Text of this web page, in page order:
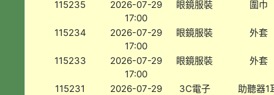
115235
2026-07-29
17:00
眼鏡服裝 圍巾
115234
2026-07-29
17:00
眼鏡服裝 外套
115233
2026-07-29
17:00
眼鏡服裝 外套
115231
2026-07-29
3C電子 助聽器1